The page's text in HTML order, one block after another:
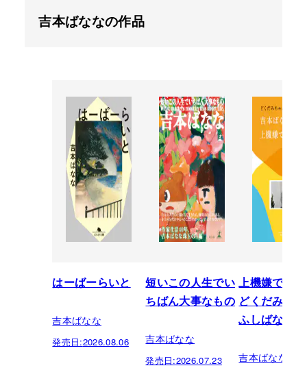
吉本ばななの作品
はーばーらいと
吉本ばなな
発売日:2026.08.06
短いこの人生でい
ちばん大事なもの
吉本ばなな
発売日:2026.07.23
上機嫌でい
どくだみち
ふしばな14
吉本ばなな